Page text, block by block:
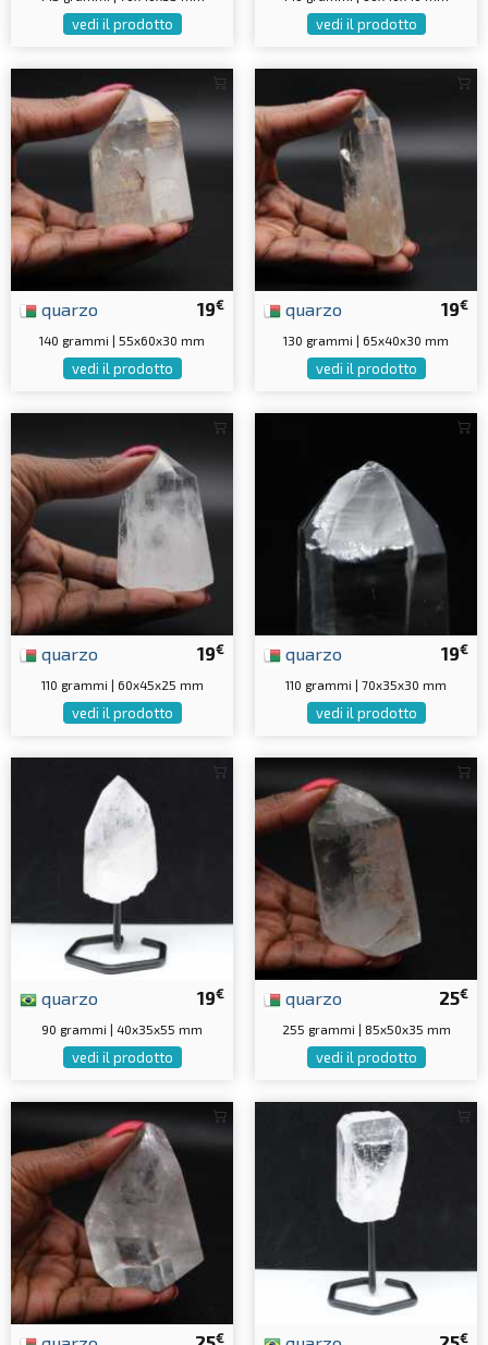
vedi il prodotto vedi il prodotto
19€
quarzo
140 grammi | 55x60x30 mm
vedi il prodotto
19€
quarzo
130 grammi | 65x40x30 mm
vedi il prodotto
19€
quarzo
110 grammi | 60x45x25 mm
vedi il prodotto
19€
quarzo
110 grammi | 70x35x30 mm
vedi il prodotto
19€
quarzo
90 grammi | 40x35x55 mm
vedi il prodotto
25€
quarzo
255 grammi | 85x50x35 mm
vedi il prodotto
€ €